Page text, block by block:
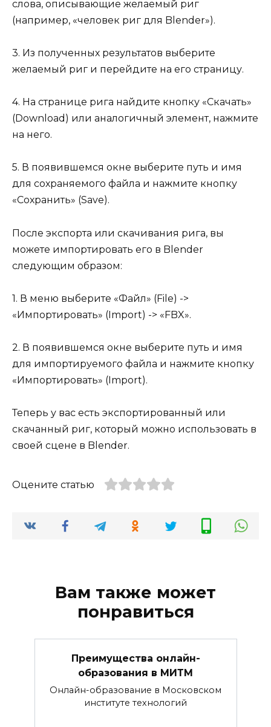
слова, описывающие желаемый риг
(например, «человек риг для Blender»).
3. Из полученных результатов выберите
желаемый риг и перейдите на его страницу.
4. На странице рига найдите кнопку «Скачать»
(Download) или аналогичный элемент, нажмите
на него.
5. В появившемся окне выберите путь и имя
для сохраняемого файла и нажмите кнопку
«Сохранить» (Save).
После экспорта или скачивания рига, вы
можете импортировать его в Blender
следующим образом:
1. В меню выберите «Файл» (File) ->
«Импортировать» (Import) -> «FBX».
2. В появившемся окне выберите путь и имя
для импортируемого файла и нажмите кнопку
«Импортировать» (Import).
Теперь у вас есть экспортированный или
скачанный риг, который можно использовать в
своей сцене в Blender.
Оцените статью
Вам также может
понравиться
Преимущества онлайн-
образования в МИТМ
Онлайн-образование в Московском
институте технологий